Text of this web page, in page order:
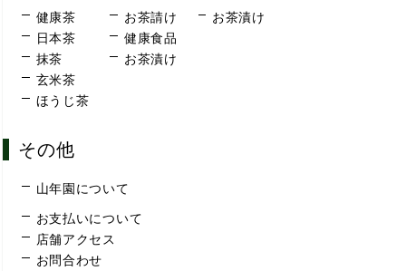
健康茶
日本茶
抹茶
玄米茶
ほうじ茶
お茶請け
健康食品
お茶漬け
お茶漬け
その他
山年園について
お支払いについて
店舗アクセス
お問合わせ